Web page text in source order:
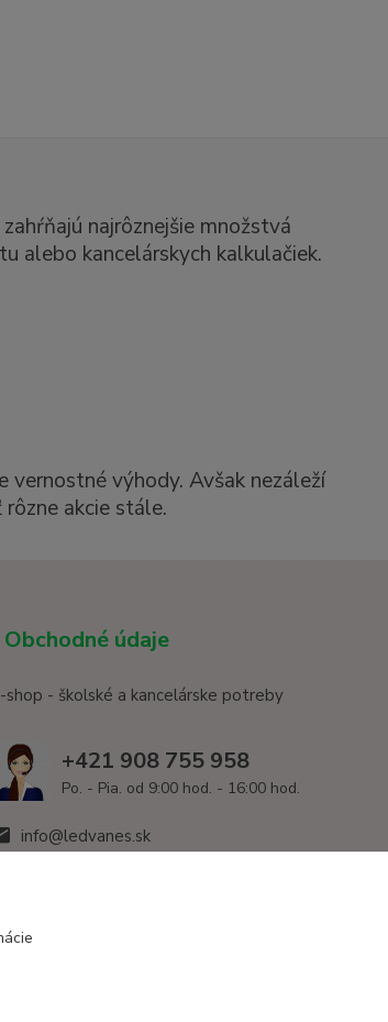
najrôznejšie množstvá
alebo kancelárskych kalkulačiek.
vernostné výhody. Avšak nezáleží
akcie stále.
Obchodné údaje
shop - školské a kancelárske potreby
+421 908 755 958
Po. - Pia. od 9:00 hod. - 16:00 hod.
info@ledvanes.sk